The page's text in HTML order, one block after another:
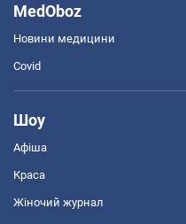
MedOboz
Новини медицини
Covid
Шоу
Афіша
Краса
Жіночий журнал